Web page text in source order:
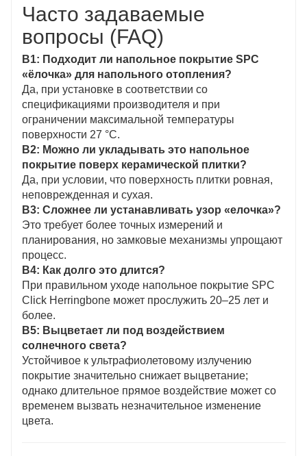
Часто задаваемые
вопросы (FAQ)
В1: Подходит ли напольное покрытие SPC
«ёлочка» для напольного отопления?
Да, при установке в соответствии со
спецификациями производителя и при
ограничении максимальной температуры
поверхности 27 °C.
В2: Можно ли укладывать это напольное
покрытие поверх керамической плитки?
Да, при условии, что поверхность плитки ровная,
неповрежденная и сухая.
В3: Сложнее ли устанавливать узор «елочка»?
Это требует более точных измерений и
планирования, но замковые механизмы упрощают
процесс.
В4: Как долго это длится?
При правильном уходе напольное покрытие SPC
Click Herringbone может прослужить 20–25 лет и
более.
В5: Выцветает ли под воздействием
солнечного света?
Устойчивое к ультрафиолетовому излучению
покрытие значительно снижает выцветание;
однако длительное прямое воздействие может со
временем вызвать незначительное изменение
цвета.